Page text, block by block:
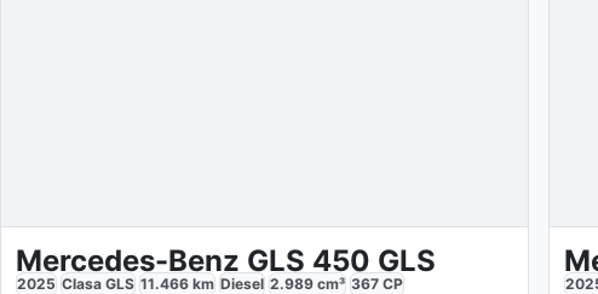
Mercedes-Benz GLS 450 GLS
2025 Clasa GLS 11.466 km Diesel 2.989 cm³ 367 CP